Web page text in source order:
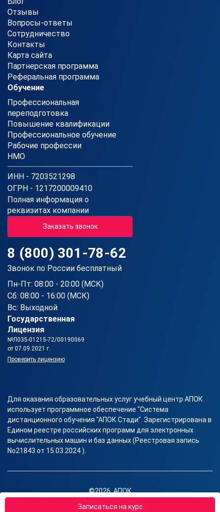
Записаться на курс
Отзывы
Вопросы-ответы
Сотрудничество
Контакты
Карта сайта
Партнерская программа
Реферальная программа
Обучение
Профессиональная
переподготовка
Повышение квалификации
Профессиональное обучение
Рабочие профессии
НМО
ИНН - 7203521298
ОГРН - 1217200009410
Полная информация о
реквизитах компании
Заказать звонок
8 (800) 301-78-62
Звонок по России бесплатный
Пн-Пт: 08:00 - 20:00 (МСК)
Сб: 08:00 - 16:00 (МСК)
Вс: Выходной
Государственная
Лицензия
№Л035-01215-72/00190069
от 07.09.2021 г.
Проверить лицензию
Для оказания образовательных услуг учебный центр АПОК
использует программное обеспечение "Система
дистанционного обучения "АПОК Стади". Зарегистрирована в
Едином реестре российских программ для электронных
вычислительных машин и баз данных (Реестровая запись
No21843 от 15.03.2024 ).
©2026, АПОК